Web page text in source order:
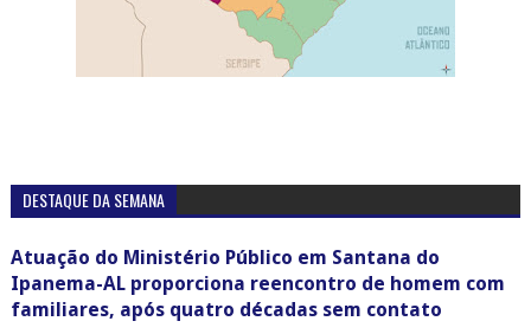
DESTAQUE DA SEMANA
Atuação do Ministério Público em Santana do
Ipanema-AL proporciona reencontro de homem com
familiares, após quatro décadas sem contato